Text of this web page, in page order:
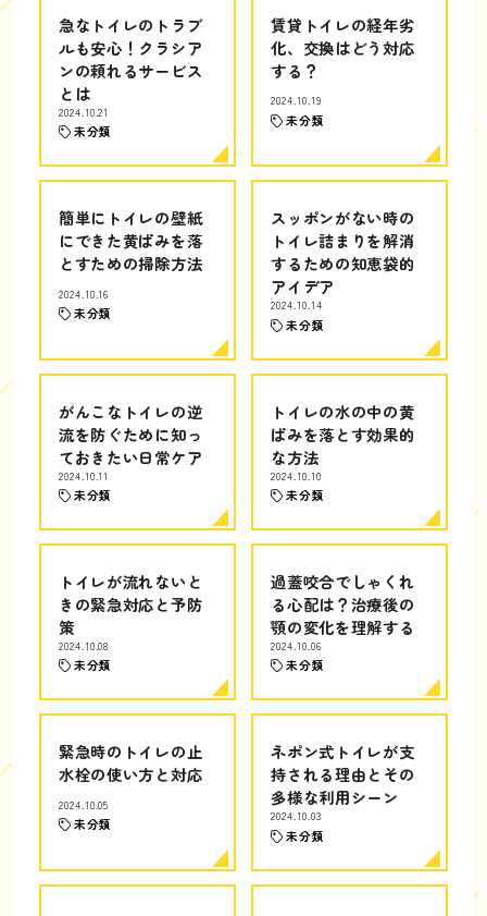
急なトイレのトラブ
ルも安心！クラシア
ンの頼れるサービス
とは
2024.10.21
未分類
賃貸トイレの経年劣
化、交換はどう対応
する？
2024.10.19
未分類
簡単にトイレの壁紙
にできた黄ばみを落
とすための掃除方法
2024.10.16
未分類
スッポンがない時の
トイレ詰まりを解消
するための知恵袋的
アイデア
2024.10.14
未分類
がんこなトイレの逆
流を防ぐために知っ
ておきたい日常ケア
2024.10.11
未分類
トイレの水の中の黄
ばみを落とす効果的
な方法
2024.10.10
未分類
トイレが流れないと
きの緊急対応と予防
策
2024.10.08
未分類
過蓋咬合でしゃくれ
る心配は？治療後の
顎の変化を理解する
2024.10.06
未分類
緊急時のトイレの止
水栓の使い方と対応
2024.10.05
未分類
ネポン式トイレが支
持される理由とその
多様な利用シーン
2024.10.03
未分類